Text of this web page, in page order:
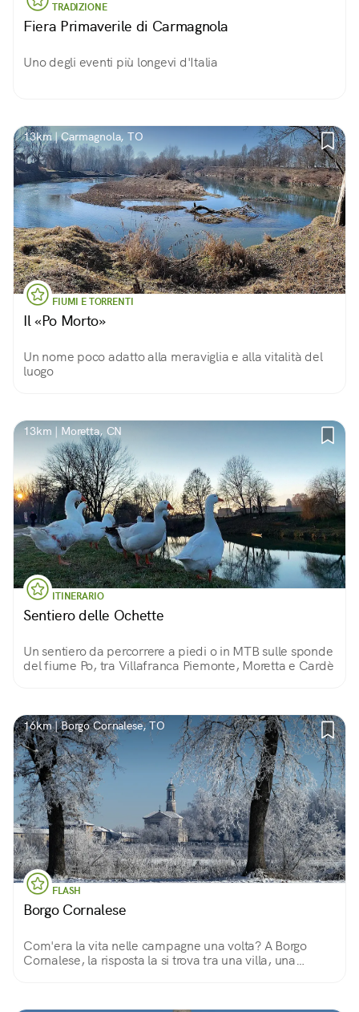
TRADIZIONE
Fiera Primaverile di Carmagnola
Uno degli eventi più longevi d'Italia
13km | Carmagnola, TO
FIUMI E TORRENTI
Il «Po Morto»
Un nome poco adatto alla meraviglia e alla vitalità del
luogo
13km | Moretta, CN
ITINERARIO
Sentiero delle Ochette
Un sentiero da percorrere a piedi o in MTB sulle sponde
del fiume Po, tra Villafranca Piemonte, Moretta e Cardè
16km | Borgo Cornalese, TO
FLASH
Borgo Cornalese
Com'era la vita nelle campagne una volta? A Borgo
Cornalese, la risposta la si trova tra una villa, una